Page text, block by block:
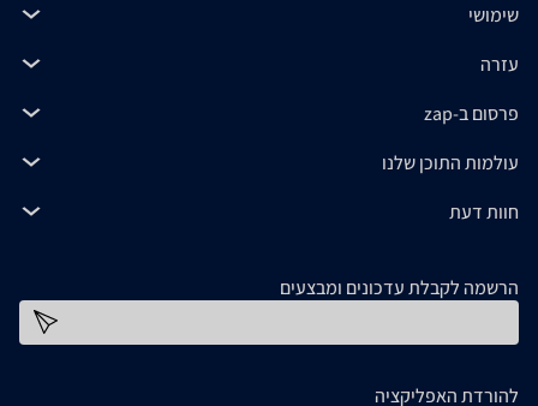
שימושי
עזרה
פרסום ב-zap
עולמות התוכן שלנו
חוות דעת
הרשמה לקבלת עדכונים ומבצעים
להורדת האפליקציה